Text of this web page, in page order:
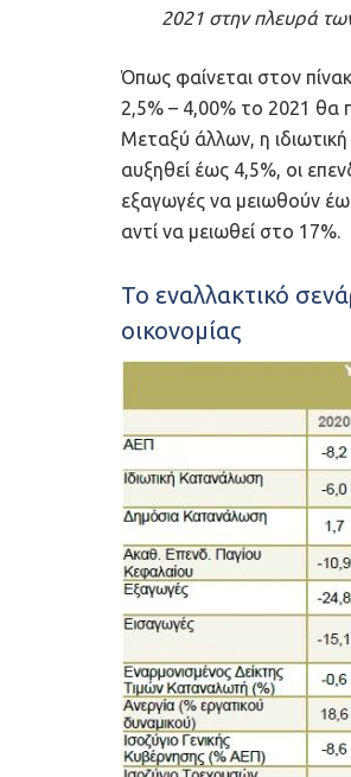
2021 στην πλευρά
Όπως φαίνεται στον
2,5% – 4,00% το 2021 θα
Μεταξύ άλλων, η
αυξηθεί έως 4,5%, οι
εξαγωγές να μειωθούν
αντί να μειωθεί στο 17%.
Το εναλλακτικό
οικονομίας